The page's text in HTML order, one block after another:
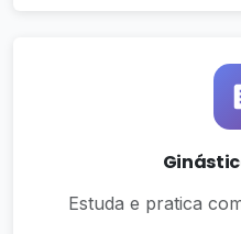
Estuda e pratica